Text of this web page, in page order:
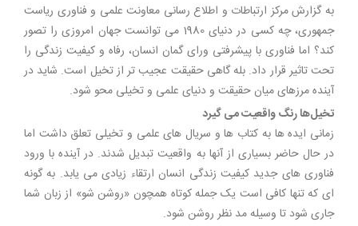
به گزارش مرکز ارتباطات و اطلاع رسانی معاونت علمی و فناوری ریاست
جمهوری، چه کسی در دنیای 1980 می توانست جهان امروزی را تصور
کند؟ اما فناوری با پیشرفتی ورای گمان انسان، رفاه و کیفیت زندگی را
تحت تاثیر قرار داد. بله گاهی حقیقت عجیب تر از تخیل است. شاید در
آینده مرزهای میان حقیقت و دنیای علمی و تخیلی محو شود.
تخیل‌ها رنگ واقعیت می گیرد
زمانی ایده ها به کتاب ها و سریال های علمی و تخیلی تعلق داشت اما
در حال حاضر بسیاری از آنها به واقعیت تبدیل شدند. در آینده با ورود
فناوری های جدید کیفیت زندگی انسان ارتقاء زیادی می یابد. به گونه
ای که تنها کافی است یک جمله کوتاه همچون «روشن شو» از زبان شما
جاری شود تا وسیله مد نظر روشن شود.